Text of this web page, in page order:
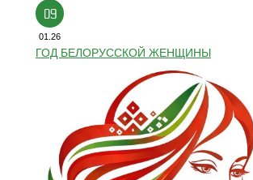
09
01.26
ГОД БЕЛОРУССКОЙ ЖЕНЩИНЫ